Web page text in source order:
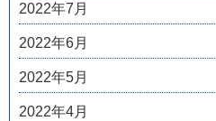
2022年7月
2022年6月
2022年5月
2022年4月